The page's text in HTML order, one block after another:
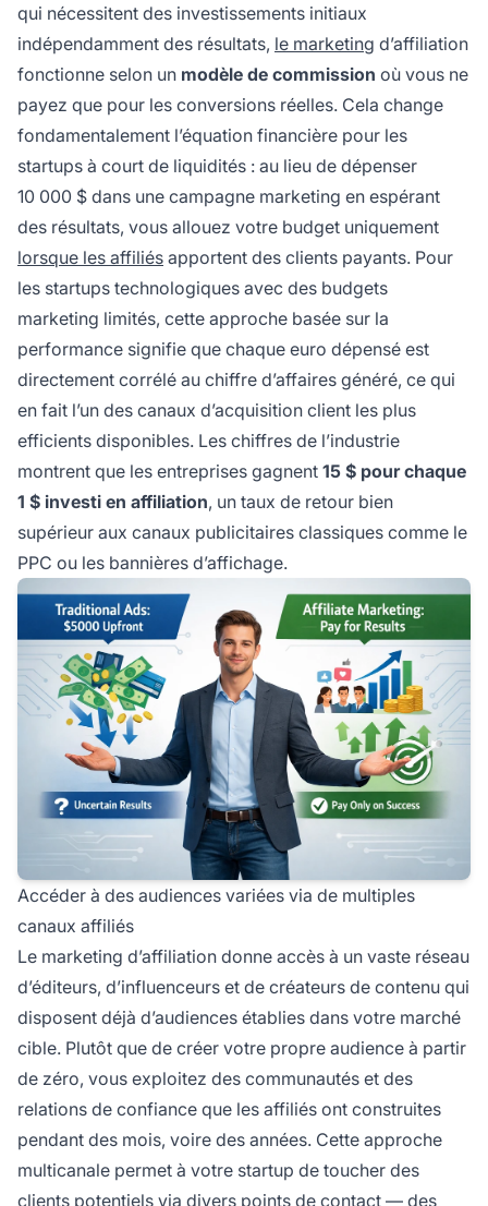
qui nécessitent des investissements initiaux
indépendamment des résultats, le marketing d’affiliation
fonctionne selon un modèle de commission où vous ne
payez que pour les conversions réelles. Cela change
fondamentalement l’équation financière pour les
startups à court de liquidités : au lieu de dépenser
10 000 $ dans une campagne marketing en espérant
des résultats, vous allouez votre budget uniquement
lorsque les affiliés apportent des clients payants. Pour
les startups technologiques avec des budgets
marketing limités, cette approche basée sur la
performance signifie que chaque euro dépensé est
directement corrélé au chiffre d’affaires généré, ce qui
en fait l’un des canaux d’acquisition client les plus
efficients disponibles. Les chiffres de l’industrie
montrent que les entreprises gagnent 15 $ pour chaque
1 $ investi en affiliation, un taux de retour bien
supérieur aux canaux publicitaires classiques comme le
PPC ou les bannières d’affichage.
Accéder à des audiences variées via de multiples
canaux affiliés
Le marketing d’affiliation donne accès à un vaste réseau
d’éditeurs, d’influenceurs et de créateurs de contenu qui
disposent déjà d’audiences établies dans votre marché
cible. Plutôt que de créer votre propre audience à partir
de zéro, vous exploitez des communautés et des
relations de confiance que les affiliés ont construites
pendant des mois, voire des années. Cette approche
multicanale permet à votre startup de toucher des
clients potentiels via divers points de contact — des